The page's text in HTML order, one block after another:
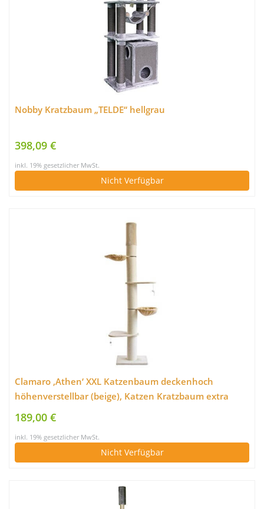
Nobby Kratzbaum „TELDE“ hellgrau
398,09 €
inkl. 19% gesetzlicher MwSt.
Nicht Verfügbar
Clamaro ‚Athen‘ XXL Katzenbaum deckenhoch
höhenverstellbar (beige), Katzen Kratzbaum extra
groß mit Ø20 cm Sisal Säulen, 2 Liegeplätzen und 2
Liegemulden – Maße (B/T/H): 50x60x240-275 cm (B-
Ware)
189,00 €
inkl. 19% gesetzlicher MwSt.
Nicht Verfügbar